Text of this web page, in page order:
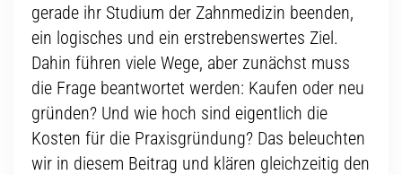
gerade ihr Studium der Zahnmedizin beenden,
ein logisches und ein erstrebenswertes Ziel.
Dahin führen viele Wege, aber zunächst muss
die Frage beantwortet werden: Kaufen oder neu
gründen? Und wie hoch sind eigentlich die
Kosten für die Praxisgründung? Das beleuchten
wir in diesem Beitrag und klären gleichzeitig den